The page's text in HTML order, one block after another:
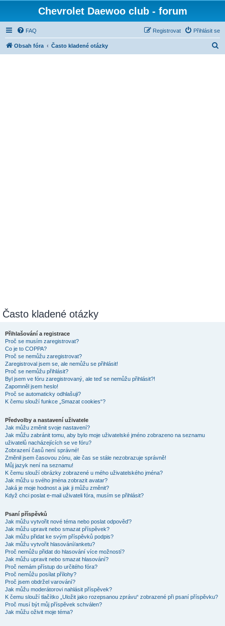
Chevrolet Daewoo club - forum
FAQ Přihlásit se
Registrovat
Obsah fóra Často kladené otázky
Často kladené otázky
Přihlašování a registrace
Proč se musím zaregistrovat?
Co je to COPPA?
Proč se nemůžu zaregistrovat?
Zaregistroval jsem se, ale nemůžu se přihlásit!
Proč se nemůžu přihlásit?
Byl jsem ve fóru zaregistrovaný, ale teď se nemůžu přihlásit?!
Zapomněl jsem heslo!
Proč se automaticky odhlašuji?
K čemu slouží funkce „Smazat cookies“?
Předvolby a nastavení uživatele
Jak můžu změnit svoje nastavení?
Jak můžu zabránit tomu, aby bylo moje uživatelské jméno zobrazeno na seznamu
uživatelů nacházejících se ve fóru?
Zobrazení časů není správné!
Změnil jsem časovou zónu, ale čas se stále nezobrazuje správně!
Můj jazyk není na seznamu!
K čemu slouží obrázky zobrazené u mého uživatelského jména?
Jak můžu u svého jména zobrazit avatar?
Jaká je moje hodnost a jak ji můžu změnit?
Když chci poslat e-mail uživateli fóra, musím se přihlásit?
Psaní příspěvků
Jak můžu vytvořit nové téma nebo poslat odpověď?
Jak můžu upravit nebo smazat příspěvek?
Jak můžu přidat ke svým příspěvků podpis?
Jak můžu vytvořit hlasování/anketu?
Proč nemůžu přidat do hlasování více možností?
Jak můžu upravit nebo smazat hlasování?
Proč nemám přístup do určitého fóra?
Proč nemůžu posílat přílohy?
Proč jsem obdržel varování?
Jak můžu moderátorovi nahlásit příspěvek?
K čemu slouží tlačítko „Uložit jako rozepsanou zprávu“ zobrazené při psaní příspěvku?
Proč musí být můj příspěvek schválen?
Jak můžu oživit moje téma?